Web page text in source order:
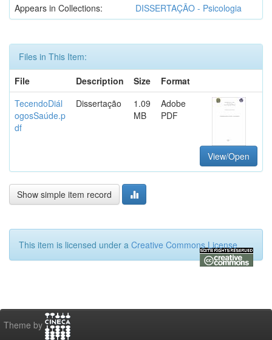
Appears in Collections:
DISSERTAÇÃO - Psicologia
Files in This Item:
File
Description Size
Format
TecendoDiál
ogosSaúde.p
df
Dissertação
1.09
MB
Adobe
PDF
View/Open
Show simple item record
This item is licensed under a Creative Commons License
Theme by